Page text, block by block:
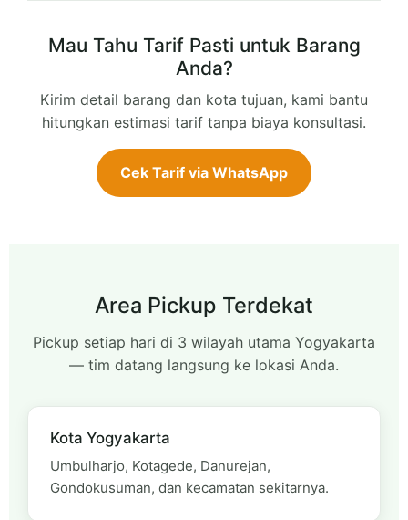
Mau Tahu Tarif Pasti untuk Barang
Anda?
Kirim detail barang dan kota tujuan, kami bantu
hitungkan estimasi tarif tanpa biaya konsultasi.
Cek Tarif via WhatsApp
Area Pickup Terdekat
Pickup setiap hari di 3 wilayah utama Yogyakarta
— tim datang langsung ke lokasi Anda.
Kota Yogyakarta
Umbulharjo, Kotagede, Danurejan,
Gondokusuman, dan kecamatan sekitarnya.